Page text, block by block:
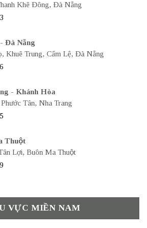
Khê Đông, Đà Nẵng
Đà Nẵng
Khuê Trung, Cẩm Lệ, Đà Nẵng
- Khánh Hòa
Tân, Nha Trang
Thuột
Lợi, Buôn Ma Thuột
VỰC MIỀN NAM